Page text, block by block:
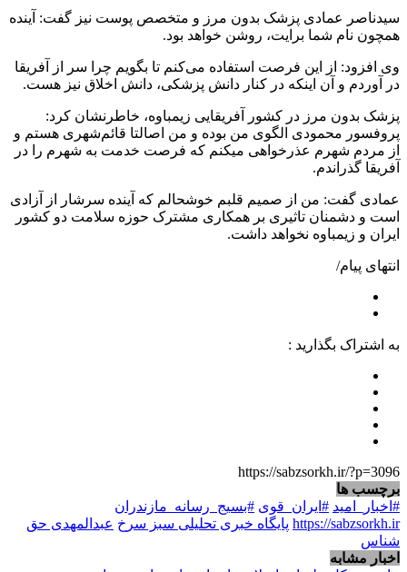
سیدناصر عمادی پزشک بدون مرز و متخصص پوست نیز گفت: آینده
همچون نام شما برایت، روشن خواهد بود.
وی افزود: از این فرصت استفاده می‌کنم تا بگویم چرا سر از آفریقا
در آوردم و آن اینکه در کنار دانش پزشکی، دانش اخلاق نیز هست.
پزشک بدون مرز در کشور آفریقایی زیمباوه، خاطرنشان کرد:
پروفسور محمودی الگوی من بوده و من اصالتا قائم‌شهری هستم و
از مردم شهرم عذرخواهی میکنم که فرصت خدمت به شهرم را در
آفریقا گذراندم.
عمادی گفت: من از صمیم قلبم خوشحالم که آینده سرشار از آزادی
است و دشمنان تاثیری بر همکاری مشترک حوزه سلامت دو کشور
ایران و زیمباوه نخواهد داشت.
انتهای پیام/
به اشتراک بگذارید :
https://sabzsorkh.ir/?p=3096
برچسب ها
#اخبار_امید #ایران_قوی #بسیج_رسانه_مازندران
https://sabzsorkh.ir پایگاه خبری تحلیلی سبز سرخ عبدالمهدی حق
شناس
اخبار مشابه